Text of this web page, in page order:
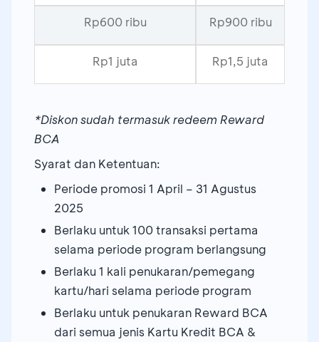
Rp600 ribu Rp900 ribu
Rp1 juta Rp1,5 juta
*Diskon sudah termasuk redeem Reward
BCA
Syarat dan Ketentuan:
Periode promosi 1 April – 31 Agustus
2025
Berlaku untuk 100 transaksi pertama
selama periode program berlangsung
Berlaku 1 kali penukaran/pemegang
kartu/hari selama periode program
Berlaku untuk penukaran Reward BCA
dari semua jenis Kartu Kredit BCA &